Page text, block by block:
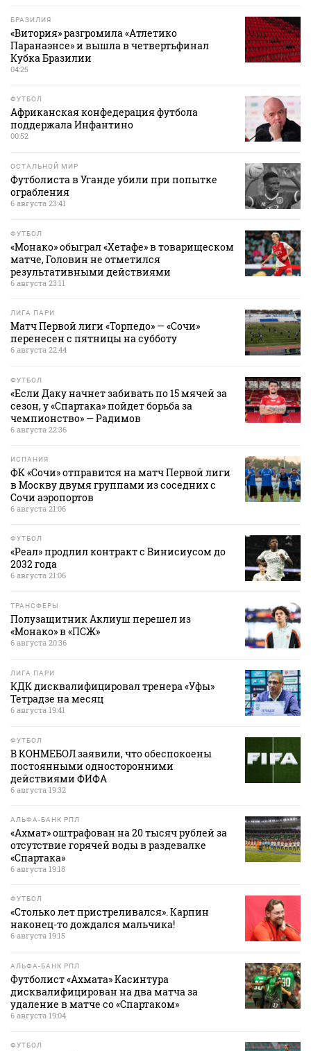
БРАЗИЛИЯ
«Витория» разгромила «Атлетико
Паранаэнсе» и вышла в четвертьфинал
Кубка Бразилии
04:25
ФУТБОЛ
Африканская конфедерация футбола
поддержала Инфантино
00:52
ОСТАЛЬНОЙ МИР
Футболиста в Уганде убили при попытке
ограбления
6 августа 23:41
ФУТБОЛ
«Монако» обыграл «Хетафе» в товарищеском
матче, Головин не отметился
результативными действиями
6 августа 23:11
ЛИГА ПАРИ
Матч Первой лиги «Торпедо» — «Сочи»
перенесен с пятницы на субботу
6 августа 22:44
ФУТБОЛ
«Если Даку начнет забивать по 15 мячей за
сезон, у «Спартака» пойдет борьба за
чемпионство» — Радимов
6 августа 22:36
ИСПАНИЯ
ФК «Сочи» отправится на матч Первой лиги
в Москву двумя группами из соседних с
Сочи аэропортов
6 августа 21:06
ФУТБОЛ
«Реал» продлил контракт с Винисиусом до
2032 года
6 августа 21:06
ТРАНСФЕРЫ
Полузащитник Аклиуш перешел из
«Монако» в «ПСЖ»
6 августа 20:36
ЛИГА ПАРИ
КДК дисквалифицировал тренера «Уфы»
Тетрадзе на месяц
6 августа 19:41
ФУТБОЛ
В КОНМЕБОЛ заявили, что обеспокоены
постоянными односторонними
действиями ФИФА
6 августа 19:32
АЛЬФА-БАНК РПЛ
«Ахмат» оштрафован на 20 тысяч рублей за
отсутствие горячей воды в раздевалке
«Спартака»
6 августа 19:18
ФУТБОЛ
«Столько лет пристреливался». Карпин
наконец-то дождался мальчика!
6 августа 19:15
АЛЬФА-БАНК РПЛ
Футболист «Ахмата» Касинтура
дисквалифицирован на два матча за
удаление в матче со «Спартаком»
6 августа 19:04
ФУТБОЛ